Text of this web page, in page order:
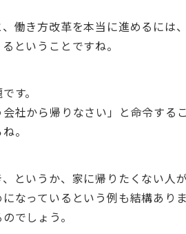
、働き方改革を本当に進めるには
ということですね。
す。
社から帰りなさい」と命令する
。
というか、家に帰りたくない人
なっているという例も結構あり
でしょう。